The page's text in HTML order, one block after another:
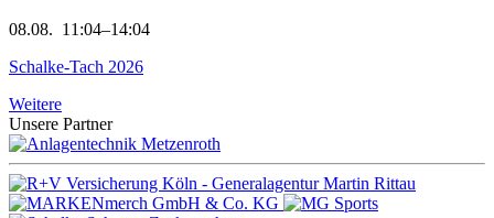
08.08. 11:04–14:04
Schalke-Tach 2026
Weitere
Unsere Partner